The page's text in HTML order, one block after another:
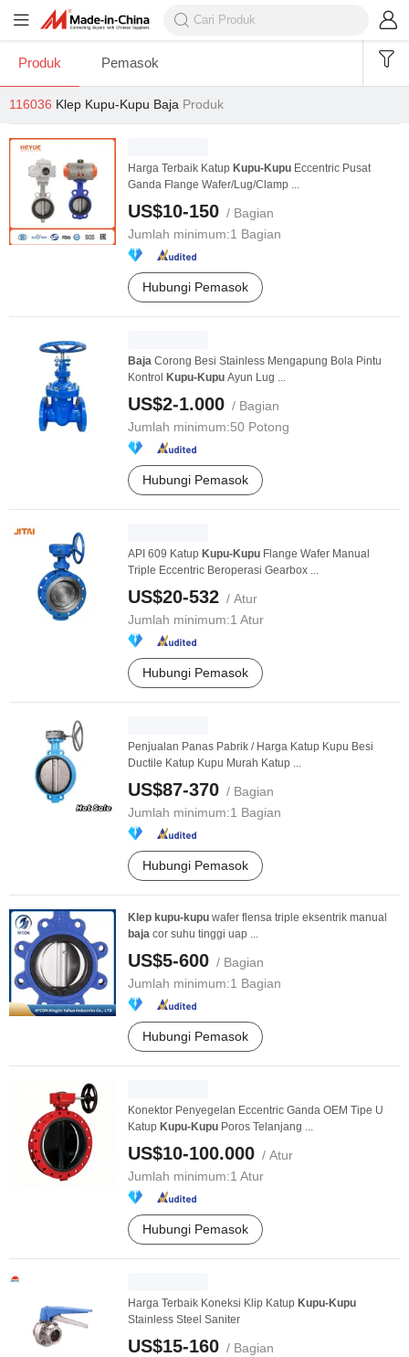
Produk Pemasok
116036 Klep Kupu-Kupu Baja Produk
Harga Terbaik Katup Kupu-Kupu Eccentric Pusat
Ganda Flange Wafer/Lug/Clamp ...
US$10-150 / Bagian
Jumlah minimum:1 Bagian
Hubungi Pemasok
Baja Corong Besi Stainless Mengapung Bola Pintu
Kontrol Kupu-Kupu Ayun Lug ...
US$2-1.000 / Bagian
Jumlah minimum:50 Potong
Hubungi Pemasok
API 609 Katup Kupu-Kupu Flange Wafer Manual
Triple Eccentric Beroperasi Gearbox ...
US$20-532 / Atur
Jumlah minimum:1 Atur
Hubungi Pemasok
Penjualan Panas Pabrik / Harga Katup Kupu Besi
Ductile Katup Kupu Murah Katup ...
US$87-370 / Bagian
Jumlah minimum:1 Bagian
Hubungi Pemasok
Klep kupu-kupu wafer flensa triple eksentrik manual
baja cor suhu tinggi uap ...
US$5-600 / Bagian
Jumlah minimum:1 Bagian
Hubungi Pemasok
Konektor Penyegelan Eccentric Ganda OEM Tipe U
Katup Kupu-Kupu Poros Telanjang ...
US$10-100.000 / Atur
Jumlah minimum:1 Atur
Hubungi Pemasok
Harga Terbaik Koneksi Klip Katup Kupu-Kupu
Stainless Steel Saniter
US$15-160 / Bagian